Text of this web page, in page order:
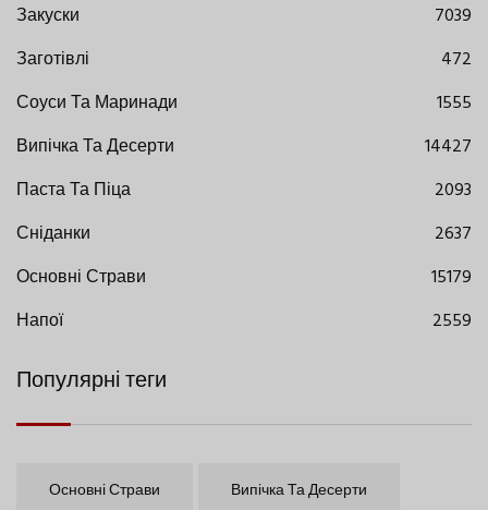
Закуски
7039
Заготівлі
472
Соуси Та Маринади
1555
Випічка Та Десерти
14427
Паста Та Піца
2093
Сніданки
2637
Основні Страви
15179
Напої
2559
Популярні теги
Основні Страви Випічка Та Десерти